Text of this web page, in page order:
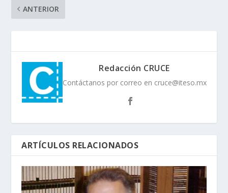
ANTERIOR
Redacción CRUCE
Contáctanos por correo en cruce@iteso.mx
ARTÍCULOS RELACIONADOS